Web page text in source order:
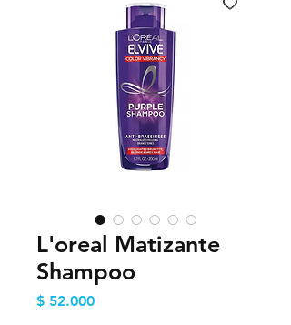
L'oreal Matizante
Shampoo
$ 52.000Precio